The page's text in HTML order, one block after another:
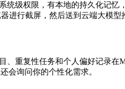
统级权限，有本地的持久化记
器进行截屏，然后送到云端大
、重复性任务和个人偏好记录
会询问你的个性化需求。